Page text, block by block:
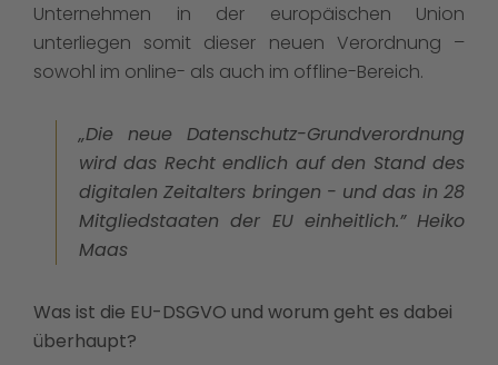
Unternehmen in der europäischen Union
unterliegen somit dieser neuen Verordnung –
sowohl im online- als auch im offline-Bereich.
„Die neue Datenschutz-Grundverordnung
wird das Recht endlich auf den Stand des
digitalen Zeitalters bringen - und das in 28
Mitgliedstaaten der EU einheitlich.” Heiko
Maas
Was ist die EU-DSGVO und worum geht es dabei
überhaupt?